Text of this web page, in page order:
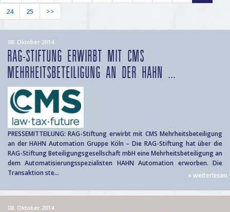
24
25 >>
08. Oktober 2014
RAG-STIFTUNG ERWIRBT MIT CMS
MEHRHEITSBETEILIGUNG AN DER HAHN ...
PRESSEMITTEILUNG: RAG-Stiftung erwirbt mit CMS Mehrheitsbeteiligung
an der HAHN Automation Gruppe Köln – Die RAG-Stiftung hat über die
RAG-Stiftung Beteiligungsgesellschaft mbH eine Mehrheitsbeteiligung an
dem Automatisierungsspezialisten HAHN Automation erworben. Die
Transaktion ste...
» weiterlesen
08. Oktober 2014